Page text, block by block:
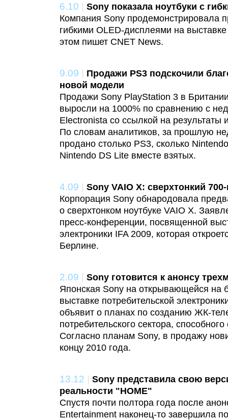
6.10 | Sony показала ноутбуки с
Компания Sony продемонстрировала
гибкими OLED-дисплеями на
этом пишет CNET News.
9.09 | Продажи PS3 подскочили
новой модели
Продажи Sony PlayStation 3 в
выросли на 1000% по сравнению с
Electronista со ссылкой на результаты
По словам аналитиков, за прошлую
продано столько PS3, сколько
Nintendo DS Lite вместе взятых.
4.09 | Sony VAIO X: сверхтонкий
Корпорация Sony обнародовала
о сверхтонком ноутбуке VAIO X.
пресс-конференции, посвященной
электроники IFA 2009, которая
Берлине.
2.09 | Sony готовится к анонсу
Японская Sony на открывающейся на
выставке потребительской
объявит о планах по созданию ЖК-
потребительского сектора,
Согласно планам Sony, в продажу
концу 2010 года.
13.12 | Sony представила свою
реальности "HOME"
Спустя почти полтора года после
Entertainment наконец-то завершила